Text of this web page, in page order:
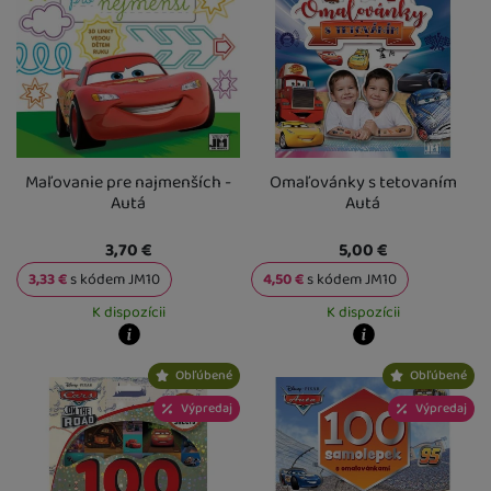
Maľovanie pre najmenších -
Autá
3,70€
3,33€s kódemJM10
K dispozícii
Kdy zboží dostanete?
Osobný odber vo výdajnom mieste
14. 8.
U Vás doma17. 8.
Omaľovánky s tetovaním
Autá
5,00€
4,50€s kódemJM10
K dispozícii
Kdy zboží dostanete?
Osobný odber vo výdajnom mieste
U Vás doma17. 8.
Obľúbené
Výpredaj
Obľúbené
Výpredaj